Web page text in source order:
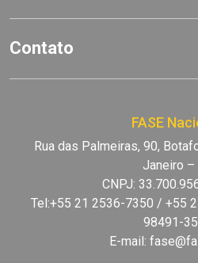
Contato
FASE
Rua das Palmeiras, 90,
Janeiro –
CNPJ:
Tel:+55 21 2536-7350 / +55
98491-
E-mail: